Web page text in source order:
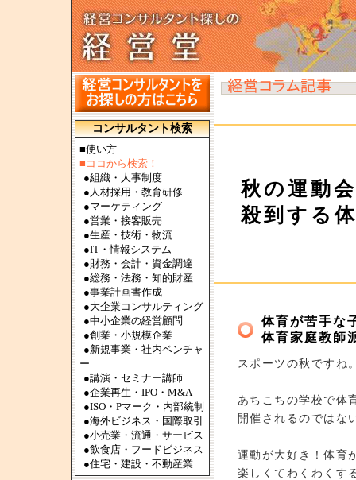
コンサルタント検索
■使い方
■ココから検索！
●組織・人事制度
● 人材採用・教育研修
●マーケティング
●営業・接客販売
●生産・技術・物流
●IT・情報システム
●財務・会計・資金調達
●総務・法務・知的財産
●事業計画書作成
●大企業コンサルティング
●中小企業の経営顧問
●創業・小規模企業
●新規事業・社内ベンチャ
ー
●講演・セミナー講師
●企業再生・IPO・M&A
●ISO・Pマーク・内部統制
●海外ビジネス・国際取引
●小売業・流通・サービス
●飲食店・フードビジネス
●住宅・建設・不動産業
秋の運動
殺到する
体育が苦手な
体育家庭教師
スポーツの秋ですね
あちこちの学校で体
開催されるのではな
運動が大好き！体育
楽しくてわくわくす